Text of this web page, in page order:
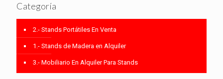
Categoría
2.- Stands Portátiles En Venta
1.- Stands de Madera en Alquiler
3.- Mobiliario En Alquiler Para Stands